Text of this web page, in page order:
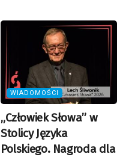
WIADOMOŚCI
„Człowiek Słowa” w
Stolicy Języka
Polskiego. Nagroda dla